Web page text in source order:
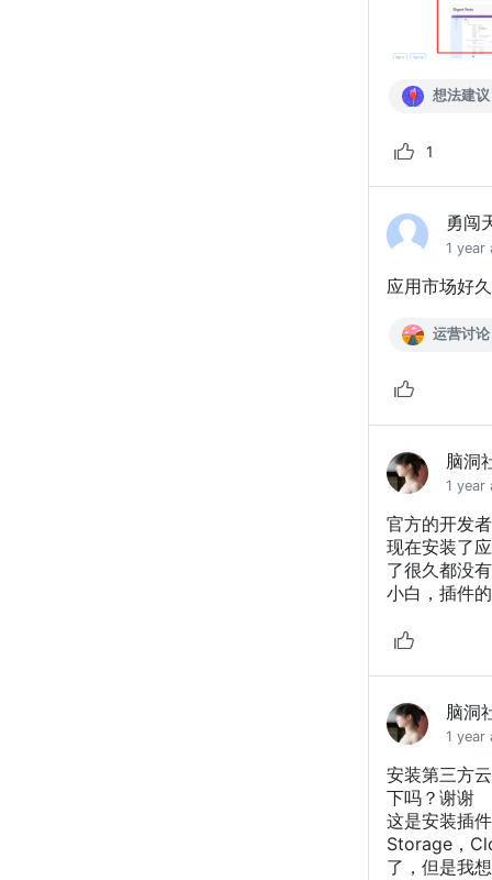
想法建议
1
勇闯
1 year
应用市场好
运营讨论
脑洞
1 year
官方的开发
现在安装了
了很久都没
小白，插件
脑洞
1 year
安装第三方
下吗？谢谢
这是安装插
Storage，
了，但是我